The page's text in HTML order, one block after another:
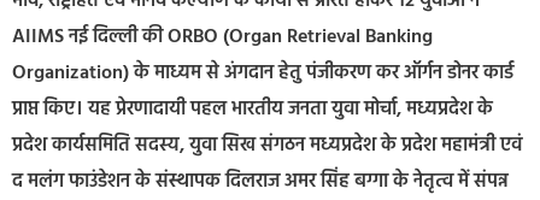
AIIMS नई दिल्ली की ORBO (Organ Retrieval Banking
Organization) के माध्यम से अंगदान हेतु पंजीकरण कर ऑर्गन डोनर कार्ड
प्राप्त किए। यह प्रेरणादायी पहल भारतीय जनता युवा मोर्चा, मध्यप्रदेश के
प्रदेश कार्यसमिति सदस्य, युवा सिख संगठन मध्यप्रदेश के प्रदेश महामंत्री एवं
द मलंग फाउंडेशन के संस्थापक दिलराज अमर सिंह बग्गा के नेतृत्व में संपन्न